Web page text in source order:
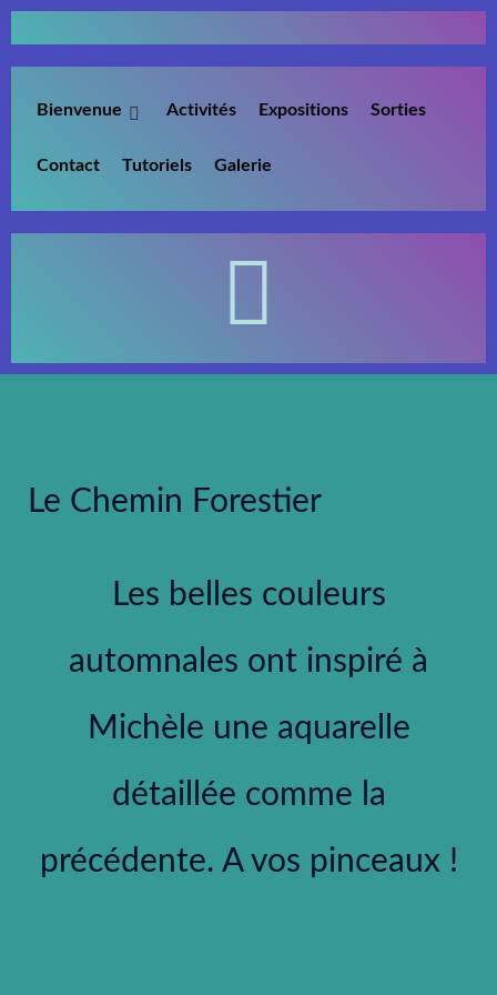
Bienvenue Activités Expositions Sorties
Contact Tutoriels Galerie
Le Chemin Forestier
Les belles couleurs
automnales ont inspiré à
Michèle une aquarelle
détaillée comme la
précédente. A vos pinceaux !